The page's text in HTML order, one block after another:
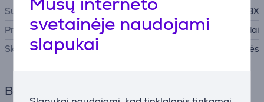
svetainėje naudojami
slapukai
Suderinamumas
MN8X
Priedas
Skustuvų priedai
Skutimo priedai
Skustuvo galvutės
Bendri parametrai